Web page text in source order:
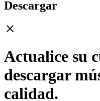
Descargar
Actualice su
descargar
calidad.